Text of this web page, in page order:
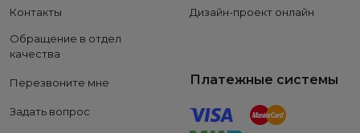
Контакты
Обращение в отдел
качества
Перезвоните мне
Задать вопрос
Дизайн-проект онлайн
Платежные системы